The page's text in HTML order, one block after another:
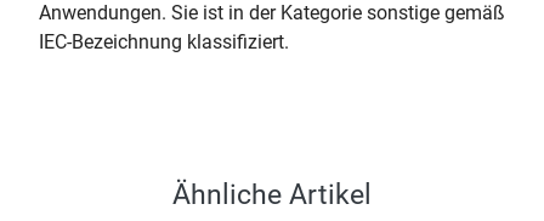
Anwendungen. Sie ist in der Kategorie sonstige gemäß
IEC-Bezeichnung klassifiziert.
Ähnliche Artikel